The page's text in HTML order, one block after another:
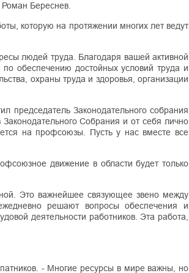
Береснев.
которую на протяжении многих лет ведут
людей труда. Благодаря вашей активной
обеспечению достойных условий труда и
охраны труда и здоровья, организации
председатель Законодательного собрания
Собрания и от себя лично
на профсоюзы. Пусть у нас вместе все
движение в области будет только
Это важнейшее связующее звено между
решают вопросы обеспечения и
деятельности работников. Эта работа,
- Многие ресурсы в мире важны, но